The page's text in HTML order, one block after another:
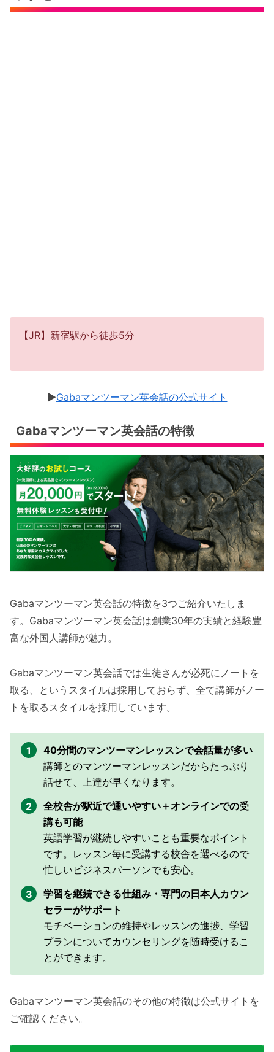
【JR】新宿駅から徒歩5分
▶︎Gabaマンツーマン英会話の公式サイト
Gabaマンツーマン英会話の特徴
Gabaマンツーマン英会話の特徴を3つご紹介いたしま
す。Gabaマンツーマン英会話は創業30年の実績と経験豊
富な外国人講師が魅力。
Gabaマンツーマン英会話では生徒さんが必死にノートを
取る、というスタイルは採用しておらず、全て講師がノー
トを取るスタイルを採用しています。
40分間のマンツーマンレッスンで会話量が多い
講師とのマンツーマンレッスンだからたっぷり
話せて、上達が早くなります。
全校舎が駅近で通いやすい＋オンラインでの受
講も可能
英語学習が継続しやすいことも重要なポイント
です。レッスン毎に受講する校舎を選べるので
忙しいビジネスパーソンでも安心。
学習を継続できる仕組み・専門の日本人カウン
セラーがサポート
モチベーションの維持やレッスンの進捗、学習
プランについてカウンセリングを随時受けるこ
とができます。
Gabaマンツーマン英会話のその他の特徴は公式サイトを
ご確認ください。